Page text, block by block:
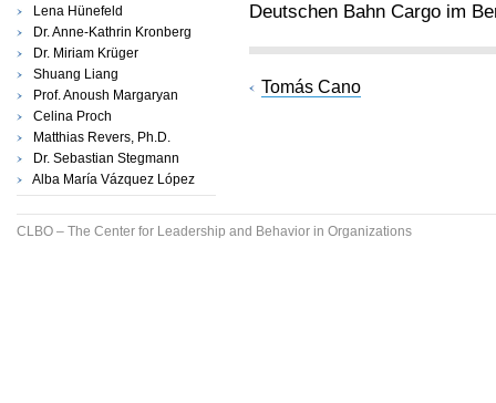
Lena Hünefeld
Dr. Anne-Kathrin Kronberg
Dr. Miriam Krüger
Shuang Liang
Prof. Anoush Margaryan
Celina Proch
Matthias Revers, Ph.D.
Dr. Sebastian Stegmann
Alba María Vázquez López
Deutschen Bahn Cargo im
Tomás Cano
CLBO – The Center for Leadership and Behavior in Organizations